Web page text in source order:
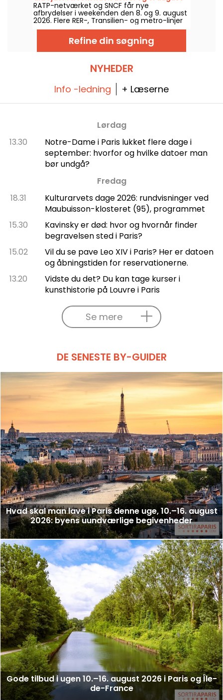
2026
RATP-netværket og SNCF får nye
afbrydelser i weekenden den 8. og 9. august
2026. Flere RER-, Transilien- og metro-linjer
berøres af arbejde og afbrydelser, og vi
fortæller dig alt, hvad du behøver at vide for
at kunne planlægge dine rejser.
Refine din søgning
NYHEDER
Info -ledning + Læserne
Lørdag
13.30
Notre-Dame i Paris lukket flere dage i
september: hvorfor og hvilke datoer man
bør undgå?
Fredag
18.31
Kulturarvets dage 2026: rundvisninger ved
Maubuisson-klosteret (95), programmet
15.30
Kavinsky er død: hvor og hvornår finder
begravelsen sted i Paris?
15.02
Vil du se pave Leo XIV i Paris? Her er datoen
og åbningstiden for reservationerne.
13.20
Vidste du det? Du kan tage kurser i
kunsthistorie på Louvre i Paris
Se mere
DE SENESTE BY-GUIDER
Hvad skal man lave i Paris denne uge, 10.–16. august
2026: byens uundværlige begivenheder
Gode tilbud i ugen 10.–16. august 2026 i Paris og Île-
de-France